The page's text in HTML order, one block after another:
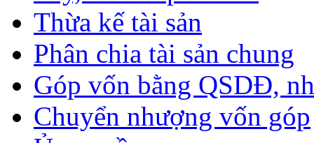
Thừa kế tài sản
Phân chia tài sản chung
Góp vốn bằng QSDĐ,
Chuyển nhượng vốn góp